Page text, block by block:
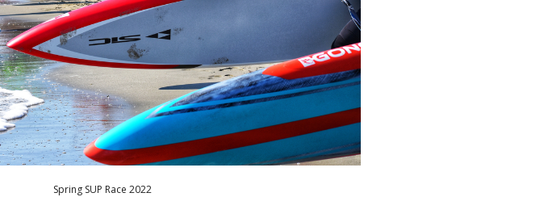
Spring SUP Race 2022